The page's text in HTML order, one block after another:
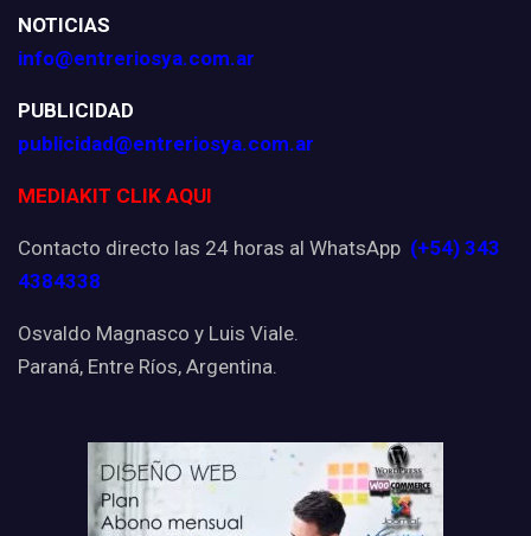
NOTICIAS
info@entreriosya.com.ar
PUBLICIDAD
publicidad@entreriosya.com.ar
MEDIAKIT CLIK AQUI
Contacto directo las 24 horas al WhatsApp (+54) 343
4384338
Osvaldo Magnasco y Luis Viale.
Paraná, Entre Ríos, Argentina.